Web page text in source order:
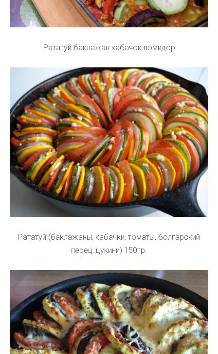
Рататуй баклажан кабачок помидор
Рататуй (баклажаны, кабачки, томаты, болгарский
перец, цукини) 150гр.